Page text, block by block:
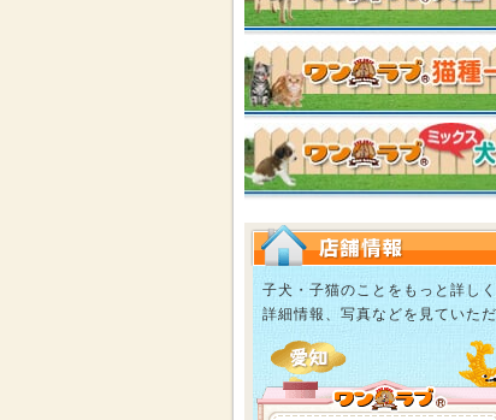
子犬・子猫のことをもっと詳し
詳細情報、写真などを見ていただ